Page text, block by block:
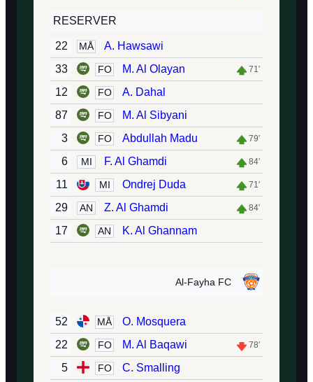
RESERVER
22 MÅ
A. Hawsawi
33
FO M. Al Olayan 71′
12 FO
A. Dahal
87
FO
M. Al Sibyani
3
FO Abdullah Madu 79′
6 MI F. Al Ghamdi 84′
11 MI Ondrej Duda 71′
29 AN Z. Al Ghamdi 84′
17 AN K. Al Ghannam
Al-Fayha FC
52 MÅ
O. Mosquera
22
FO M. Al Baqawi 78′
5 FO C. Smalling